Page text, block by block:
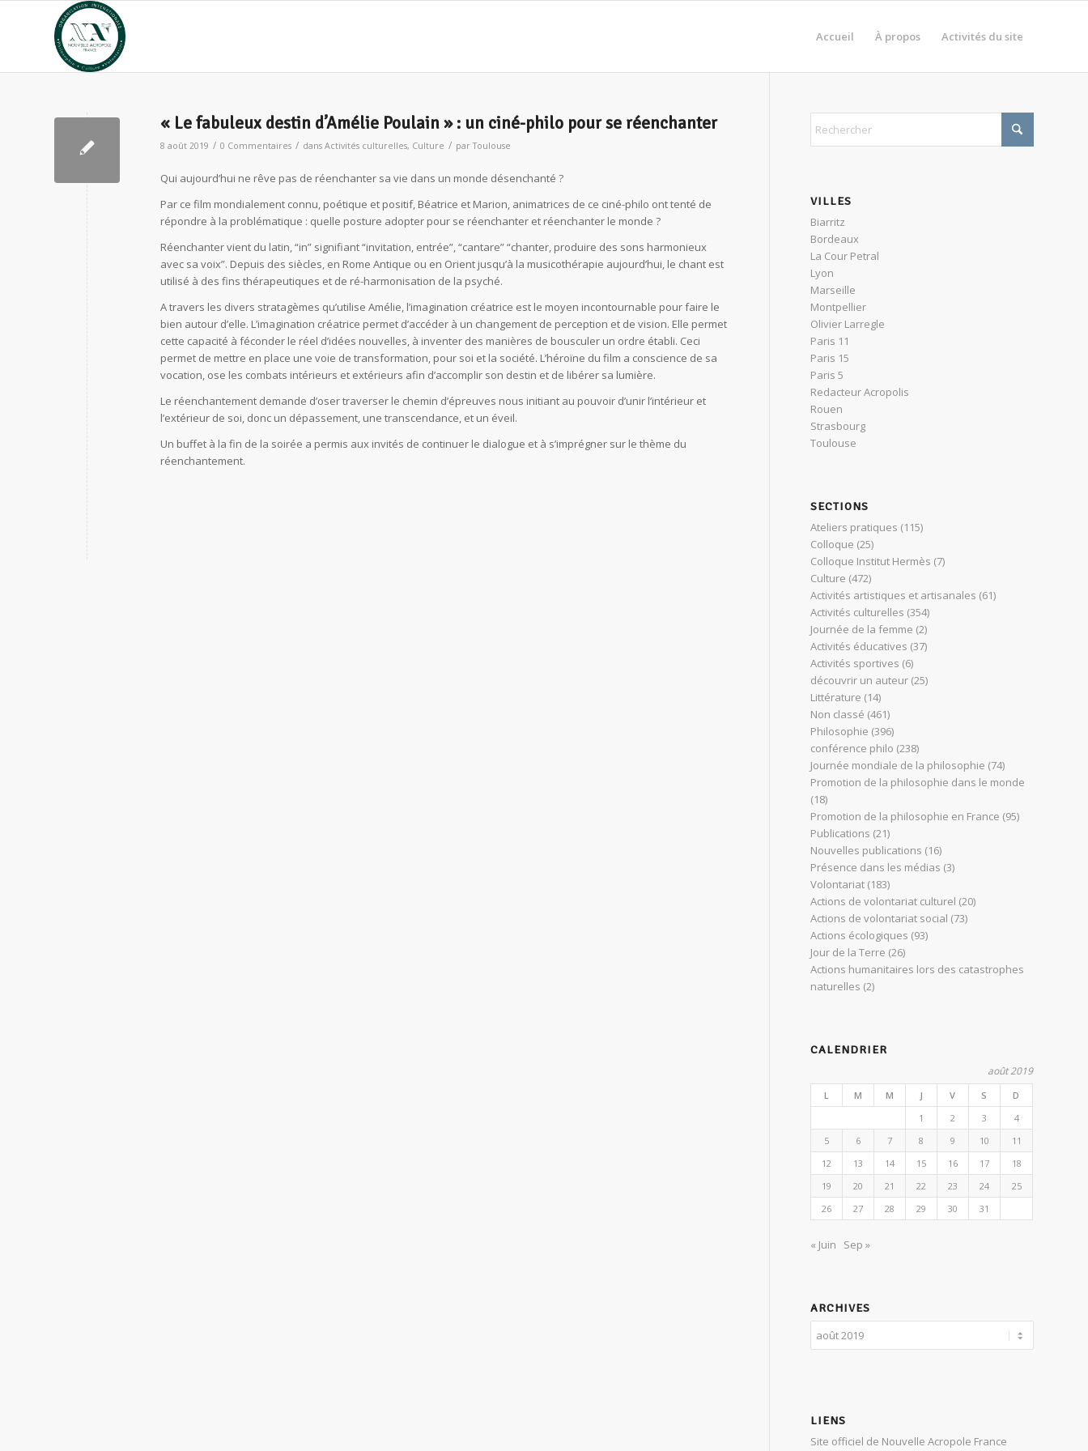
Accueil À propos Activités du site
« Le fabuleux destin d’Amélie Poulain » : un ciné-philo pour se réenchanter
8 août 2019 / 0 Commentaires / dans Activités culturelles, Culture / parToulouse
Qui aujourd’hui ne rêve pas de réenchanter sa vie dans un monde désenchanté ?
Par ce film mondialement connu, poétique et positif, Béatrice et Marion, animatrices de ce ciné-philo ont tenté de
répondre à la problématique : quelle posture adopter pour se réenchanter et réenchanter le monde ?
Réenchanter vient du latin, “in” signifiant “invitation, entrée”, “cantare” “chanter, produire des sons harmonieux
avec sa voix”. Depuis des siècles, en Rome Antique ou en Orient jusqu’à la musicothérapie aujourd’hui, le chant est
utilisé à des fins thérapeutiques et de ré-harmonisation de la psyché.
A travers les divers stratagèmes qu’utilise Amélie, l’imagination créatrice est le moyen incontournable pour faire le
bien autour d’elle. L’imagination créatrice permet d’accéder à un changement de perception et de vision. Elle permet
cette capacité à féconder le réel d’idées nouvelles, à inventer des manières de bousculer un ordre établi. Ceci
permet de mettre en place une voie de transformation, pour soi et la société. L’héroïne du film a conscience de sa
vocation, ose les combats intérieurs et extérieurs afin d’accomplir son destin et de libérer sa lumière.
Le réenchantement demande d’oser traverser le chemin d’épreuves nous initiant au pouvoir d’unir l’intérieur et
l’extérieur de soi, donc un dépassement, une transcendance, et un éveil.
Un buffet à la fin de la soirée a permis aux invités de continuer le dialogue et à s’imprégner sur le thème du
réenchantement.
VILLES
Biarritz
Bordeaux
La Cour Petral
Lyon
Marseille
Montpellier
Olivier Larregle
Paris 11
Paris 15
Paris 5
Redacteur Acropolis
Rouen
Strasbourg
Toulouse
SECTIONS
Ateliers pratiques (115)
Colloque (25)
Colloque Institut Hermès (7)
Culture (472)
Activités artistiques et artisanales (61)
Activités culturelles (354)
Journée de la femme (2)
Activités éducatives (37)
Activités sportives (6)
découvrir un auteur (25)
Littérature (14)
Non classé (461)
Philosophie (396)
conférence philo (238)
Journée mondiale de la philosophie (74)
Promotion de la philosophie dans le monde
(18)
Promotion de la philosophie en France (95)
Publications (21)
Nouvelles publications (16)
Présence dans les médias (3)
Volontariat (183)
Actions de volontariat culturel (20)
Actions de volontariat social (73)
Actions écologiques (93)
Jour de la Terre (26)
Actions humanitaires lors des catastrophes
naturelles (2)
CALENDRIER
août 2019
L M M J V S
D
1
2 3
4
5
6 7 8 9 10
11
12
13 14 15 16 17
18
19
20 21 22 23 24
25
26
27 28 29 30 31
« Juin Sep »
ARCHIVES
LIENS
Site officiel de Nouvelle Acropole France